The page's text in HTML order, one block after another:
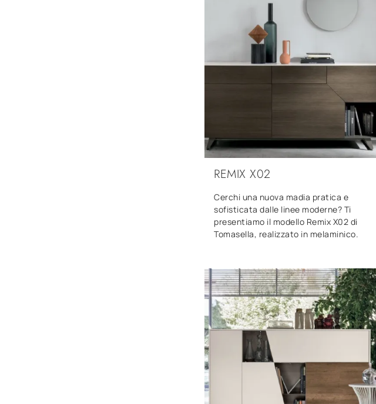
REMIX X02
Cerchi una nuova madia pratica e
sofisticata dalle linee moderne? Ti
presentiamo il modello Remix X02 di
Tomasella, realizzato in melaminico.